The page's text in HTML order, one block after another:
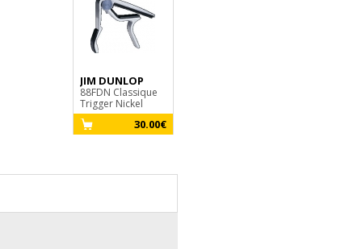
JIM DUNLOP
88FDN Classique
Trigger Nickel
30.00€